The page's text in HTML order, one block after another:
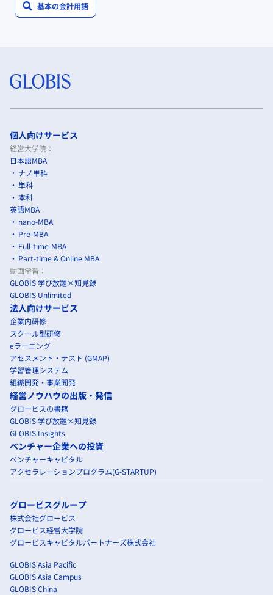
基本の会計用語
個人向けサービス
経営大学院：
日本語MBA
ナノ単科
単科
本科
英語MBA
nano-MBA
Pre-MBA
Full-time-MBA
Part-time & Online MBA
動画学習：
GLOBIS 学び放題×知見録
GLOBIS Unlimited
法人向けサービス
企業内研修
スクール型研修
eラーニング
アセスメント・テスト (GMAP)
学習管理システム
組織開発・事業開発
経営ノウハウの出版・発信
グロービスの書籍
GLOBIS 学び放題×知見録
GLOBIS Insights
ベンチャー企業への投資
ベンチャーキャピタル
アクセラレーションプログラム(G-STARTUP)
グロービスグループ
株式会社グロービス
グロービス経営大学院
グロービスキャピタルパートナーズ株式会社
GLOBIS Asia Pacific
GLOBIS Asia Campus
GLOBIS China